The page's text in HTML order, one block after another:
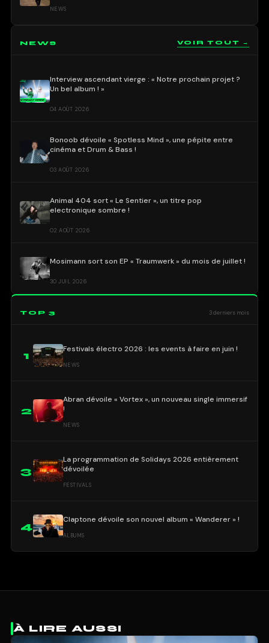
NEWS
NEWS VOIR TOUT →
Interview ascendant vierge : « Notre prochain projet ?
Un bel album ! »
04 AOÛT 2026
Bonoob dévoile « Spotless Mind », une pépite entre
cinéma et Drum & Bass !
03 AOÛT 2026
Animal 404 sort « Le Sentier », un titre pop
electronique sombre !
02 AOÛT 2026
Mosimann sort son EP « Traumwerk » du mois de juillet !
30 JUIL 2026
TOP 3 3 derniers mois
1
Festivals électro 2026 : les events à faire en juin !
NEWS
2
Abran dévoile « Vortex », un nouveau single immersif
!
NEWS
3
La programmation de Solidays 2026 entièrement
dévoilée
FESTIVALS
4
Claptone dévoile son nouvel album « Wanderer » !
ALBUMS
À LIRE AUSSI